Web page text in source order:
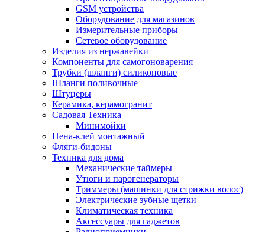
GSM устройства
Оборудование для магазинов
Измерительные приборы
Сетевое оборудование
Изделия из нержавейки
Компоненты для самогоноварения
Трубки (шланги) силиконовые
Шланги поливочные
Штуцеры
Керамика, керамогранит
Садовая Техника
Минимойки
Пена-клей монтажный
Фляги-бидоны
Техника для дома
Механические таймеры
Утюги и парогенераторы
Триммеры (машинки для стрижки волос)
Электрические зубные щетки
Климатическая техника
Аксессуары для гаджетов